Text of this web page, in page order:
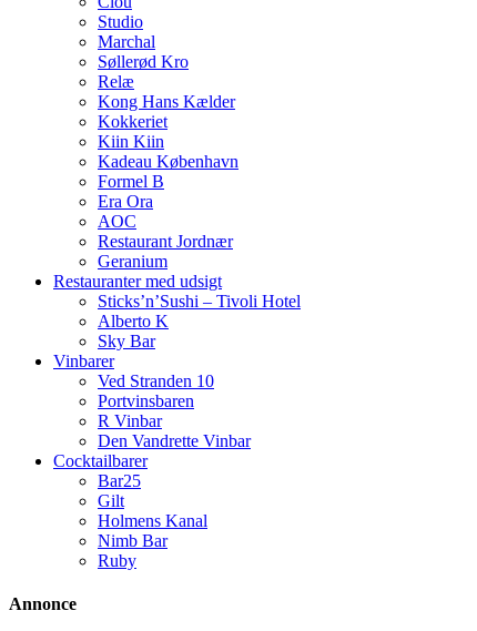
Studio
Marchal
Søllerød Kro
Relæ
Kong Hans Kælder
Kokkeriet
Kiin Kiin
Kadeau København
Formel B
Era Ora
AOC
Restaurant Jordnær
Geranium
Restauranter med udsigt
Sticks’n’Sushi – Tivoli Hotel
Alberto K
Sky Bar
Vinbarer
Ved Stranden 10
Portvinsbaren
R Vinbar
Den Vandrette Vinbar
Cocktailbarer
Bar25
Gilt
Holmens Kanal
Nimb Bar
Ruby
Annonce